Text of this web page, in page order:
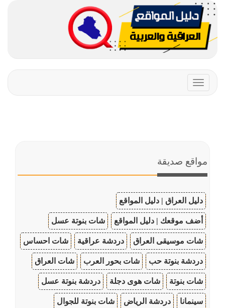
Toggle
navigation
مواقع صديقة
دليل العراق | دليل المواقع
أضف موقعك | دليل المواقع شات بنوتة عسل
شات موسيقى العراق دردشة عراقية شات احساس
دردشة بنوتة حب شات بحور العرب شات العراق
شات بنوتة شات هوى دجلة دردشة بنوتة عسل
سينمانا دردشة الرياض شات بنوتة للجوال